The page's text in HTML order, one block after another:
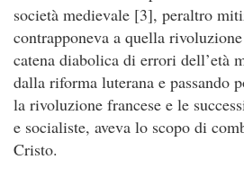
società medievale [3], peraltro
contrapponeva a quella
catena diabolica di errori dell’età
dalla riforma luterana e passando
la rivoluzione francese e le
e socialiste, aveva lo scopo di
Cristo.